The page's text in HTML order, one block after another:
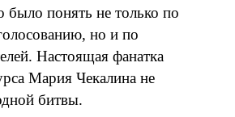
понять не только по
но и по
Настоящая фанатка
Мария Чекалина не
битвы.